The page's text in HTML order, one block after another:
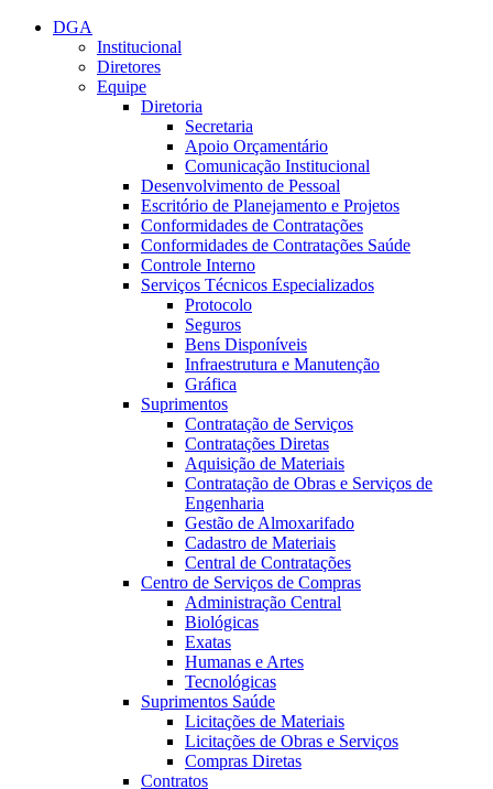
Conteúdo principal
DGA
Institucional
Diretores
Equipe
Diretoria
Secretaria
Apoio Orçamentário
Comunicação Institucional
Desenvolvimento de Pessoal
Escritório de Planejamento e Projetos
Conformidades de Contratações
Conformidades de Contratações Saúde
Controle Interno
Serviços Técnicos Especializados
Protocolo
Seguros
Bens Disponíveis
Infraestrutura e Manutenção
Gráfica
Suprimentos
Contratação de Serviços
Contratações Diretas
Aquisição de Materiais
Contratação de Obras e Serviços de
Engenharia
Gestão de Almoxarifado
Cadastro de Materiais
Central de Contratações
Centro de Serviços de Compras
Administração Central
Biológicas
Exatas
Humanas e Artes
Tecnológicas
Suprimentos Saúde
Licitações de Materiais
Licitações de Obras e Serviços
Compras Diretas
Contratos